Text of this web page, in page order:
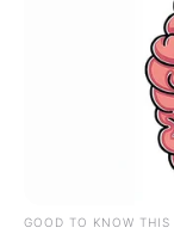
GOOD TO KNOW THIS